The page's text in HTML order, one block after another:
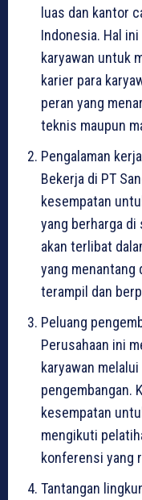
luas dan kantor
Indonesia. Hal
karyawan untuk
karier para
peran yang
teknis maupun
Pengalaman
Bekerja di PT
kesempatan
yang berharga di
akan terlibat
yang menantang
terampil dan
Peluang
Perusahaan ini
karyawan
pengembangan.
kesempatan
mengikuti
konferensi yang
Tantangan